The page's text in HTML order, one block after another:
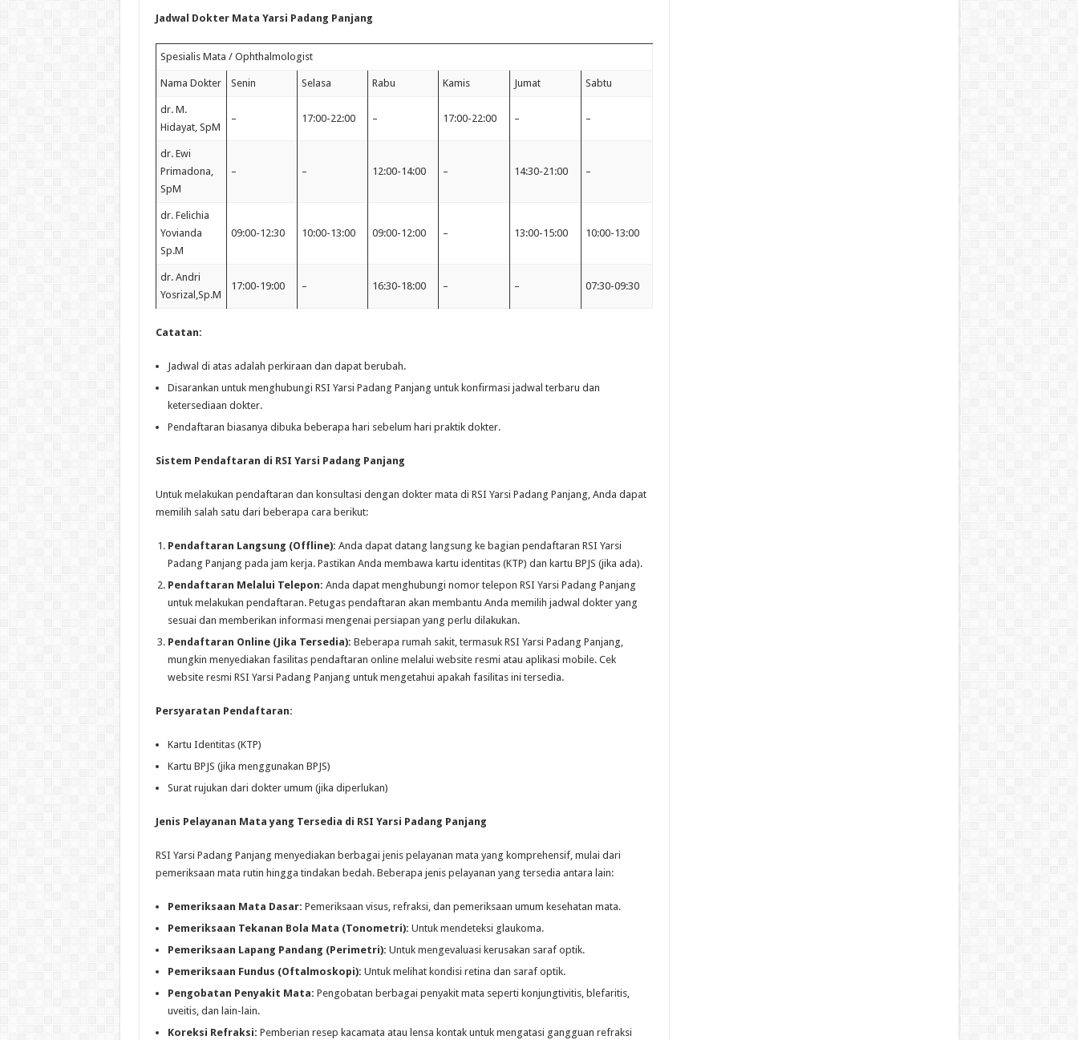
Jadwal Dokter Mata Yarsi Padang Panjang
Spesialis Mata / Ophthalmologist
Nama Dokter Senin Selasa Rabu Kamis Jumat Sabtu
dr. M.
Hidayat, SpM
– 17:00-22:00 – 17:00-22:00 – –
dr. Ewi
Primadona,
SpM
– – 12:00-14:00 – 14:30-21:00 –
dr. Felichia
Yovianda
Sp.M
09:00-12:30 10:00-13:00 09:00-12:00 – 13:00-15:00 10:00-13:00
dr. Andri
Yosrizal,Sp.M
17:00-19:00 – 16:30-18:00 – – 07:30-09:30
Catatan:
Jadwal di atas adalah perkiraan dan dapat berubah.
Disarankan untuk menghubungi RSI Yarsi Padang Panjang untuk konfirmasi jadwal terbaru dan
ketersediaan dokter.
Pendaftaran biasanya dibuka beberapa hari sebelum hari praktik dokter.
Sistem Pendaftaran di RSI Yarsi Padang Panjang
Untuk melakukan pendaftaran dan konsultasi dengan dokter mata di RSI Yarsi Padang Panjang, Anda dapat
memilih salah satu dari beberapa cara berikut:
Pendaftaran Langsung (Offline): Anda dapat datang langsung ke bagian pendaftaran RSI Yarsi
Padang Panjang pada jam kerja. Pastikan Anda membawa kartu identitas (KTP) dan kartu BPJS (jika ada).
Pendaftaran Melalui Telepon: Anda dapat menghubungi nomor telepon RSI Yarsi Padang Panjang
untuk melakukan pendaftaran. Petugas pendaftaran akan membantu Anda memilih jadwal dokter yang
sesuai dan memberikan informasi mengenai persiapan yang perlu dilakukan.
Pendaftaran Online (Jika Tersedia): Beberapa rumah sakit, termasuk RSI Yarsi Padang Panjang,
mungkin menyediakan fasilitas pendaftaran online melalui website resmi atau aplikasi mobile. Cek
website resmi RSI Yarsi Padang Panjang untuk mengetahui apakah fasilitas ini tersedia.
Persyaratan Pendaftaran:
Kartu Identitas (KTP)
Kartu BPJS (jika menggunakan BPJS)
Surat rujukan dari dokter umum (jika diperlukan)
Jenis Pelayanan Mata yang Tersedia di RSI Yarsi Padang Panjang
RSI Yarsi Padang Panjang menyediakan berbagai jenis pelayanan mata yang komprehensif, mulai dari
pemeriksaan mata rutin hingga tindakan bedah. Beberapa jenis pelayanan yang tersedia antara lain:
Pemeriksaan Mata Dasar: Pemeriksaan visus, refraksi, dan pemeriksaan umum kesehatan mata.
Pemeriksaan Tekanan Bola Mata (Tonometri): Untuk mendeteksi glaukoma.
Pemeriksaan Lapang Pandang (Perimetri): Untuk mengevaluasi kerusakan saraf optik.
Pemeriksaan Fundus (Oftalmoskopi): Untuk melihat kondisi retina dan saraf optik.
Pengobatan Penyakit Mata: Pengobatan berbagai penyakit mata seperti konjungtivitis, blefaritis,
uveitis, dan lain-lain.
Koreksi Refraksi: Pemberian resep kacamata atau lensa kontak untuk mengatasi gangguan refraksi